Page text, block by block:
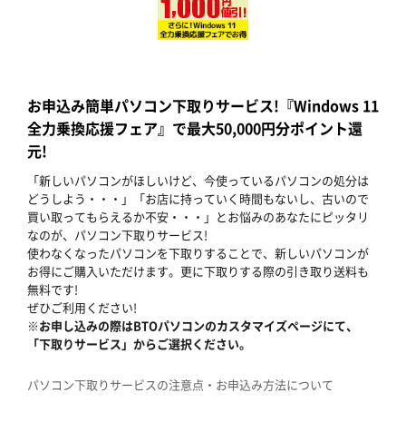
お申込み簡単パソコン下取りサービス!『Windows 11
全力乗換応援フェア』で最大50,000円分ポイント還
元!
「新しいパソコンがほしいけど、今使っているパソコンの処分は
どうしよう・・・」「お店に持っていく時間もないし、古いので
買い取ってもらえるか不安・・・」とお悩みのあなたにピッタリ
なのが、パソコン下取りサービス!
使わなくなったパソコンを下取りすることで、新しいパソコンが
お得にご購入いただけます。更に下取りする際の引き取り送料も
無料です!
ぜひご利用ください!
※お申し込みの際はBTOパソコンのカスタマイズページにて、
「下取りサービス」からご選択ください。
パソコン下取りサービスの注意点・お申込み方法について